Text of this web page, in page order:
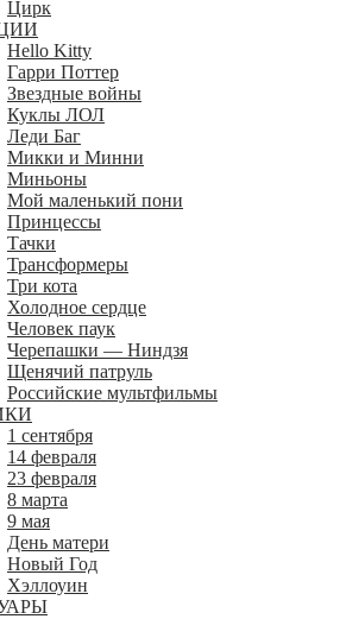
Цирк
Hello Kitty
Гарри Поттер
Звездные войны
Куклы ЛОЛ
Леди Баг
Микки и Минни
Миньоны
Мой маленький пони
Принцессы
Тачки
Трансформеры
Три кота
Холодное сердце
Человек паук
Черепашки — Ниндзя
Щенячий патруль
Российские мультфильмы
1 сентября
14 февраля
23 февраля
8 марта
9 мая
День матери
Новый Год
Хэллоуин